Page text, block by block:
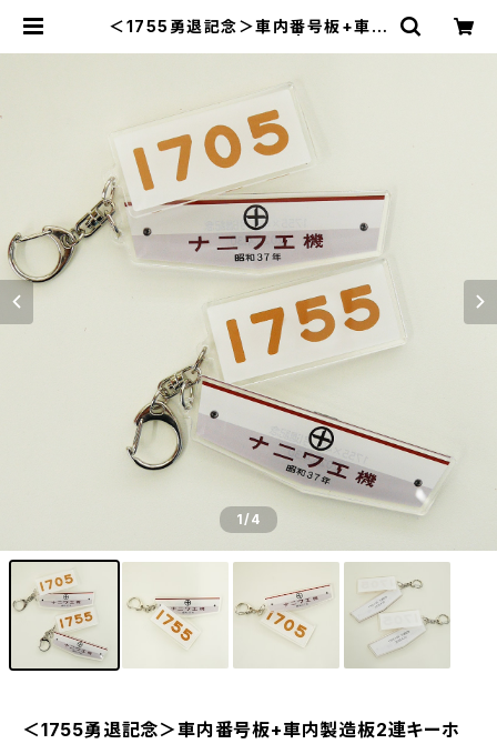
＜1755勇退記念＞車内番号板+車内
1/4
＜1755勇退記念＞車内番号板+車内製造板2連キーホ